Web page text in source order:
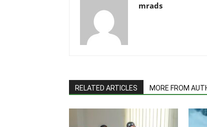
mrads
RELATED ARTICLES MORE FROM